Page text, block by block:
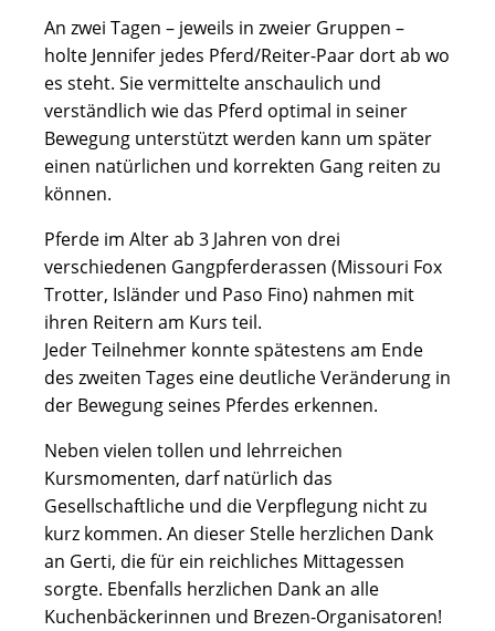
An zwei Tagen – jeweils in zweier Gruppen –
holte Jennifer jedes Pferd/Reiter-Paar dort ab wo
es steht. Sie vermittelte anschaulich und
verständlich wie das Pferd optimal in seiner
Bewegung unterstützt werden kann um später
einen natürlichen und korrekten Gang reiten zu
können.
Pferde im Alter ab 3 Jahren von drei
verschiedenen Gangpferderassen (Missouri Fox
Trotter, Isländer und Paso Fino) nahmen mit
ihren Reitern am Kurs teil.
Jeder Teilnehmer konnte spätestens am Ende
des zweiten Tages eine deutliche Veränderung in
der Bewegung seines Pferdes erkennen.
Neben vielen tollen und lehrreichen
Kursmomenten, darf natürlich das
Gesellschaftliche und die Verpflegung nicht zu
kurz kommen. An dieser Stelle herzlichen Dank
an Gerti, die für ein reichliches Mittagessen
sorgte. Ebenfalls herzlichen Dank an alle
Kuchenbäckerinnen und Brezen-Organisatoren!